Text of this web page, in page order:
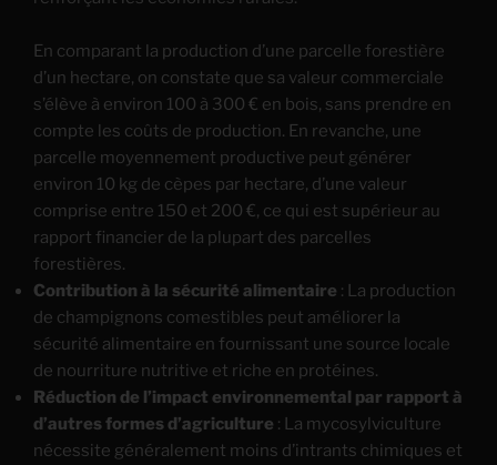
En comparant la production d’une parcelle forestière
d’un hectare, on constate que sa valeur commerciale
s’élève à environ 100 à 300 € en bois, sans prendre en
compte les coûts de production. En revanche, une
parcelle moyennement productive peut générer
environ 10 kg de cèpes par hectare, d’une valeur
comprise entre 150 et 200 €, ce qui est supérieur au
rapport financier de la plupart des parcelles
forestières.
Contribution à la sécurité alimentaire : La production
de champignons comestibles peut améliorer la
sécurité alimentaire en fournissant une source locale
de nourriture nutritive et riche en protéines.
Réduction de l’impact environnemental par rapport à
d’autres formes d’agriculture : La mycosylviculture
nécessite généralement moins d’intrants chimiques et